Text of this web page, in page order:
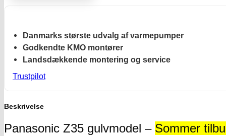
Danmarks største udvalg af varmepumper
Godkendte KMO montører
Landsdækkende montering og service
Trustpilot
Beskrivelse
Panasonic Z35 gulvmodel – Sommer